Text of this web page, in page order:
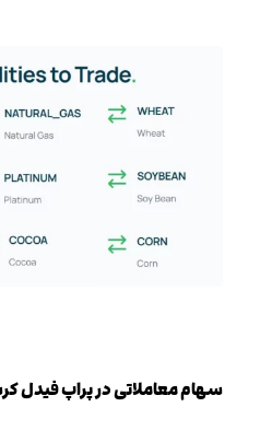
سهام معاملاتی در پراپ فیدل